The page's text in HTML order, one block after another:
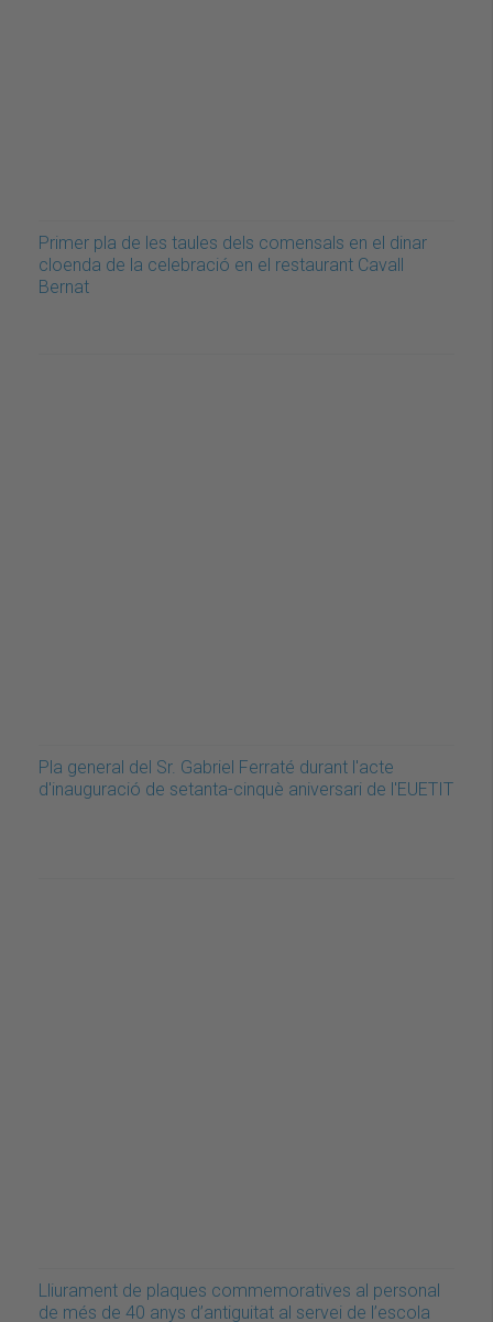
Primer pla de les taules dels comensals en el dinar
cloenda de la celebració en el restaurant Cavall
Bernat
Pla general del Sr. Gabriel Ferraté durant l'acte
d'inauguració de setanta-cinquè aniversari de l'EUETIT
Lliurament de plaques commemoratives al personal
de més de 40 anys d’antiguitat al servei de l’escola